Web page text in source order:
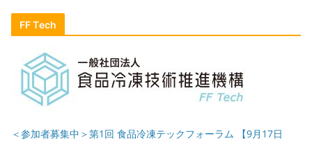
FF Tech
＜参加者募集中＞第1回 食品冷凍テックフォーラム 【9月17日